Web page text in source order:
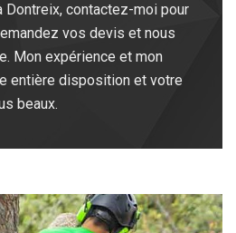
Dontreix, contactez-moi pour
vos devis et nous
Mon expérience et mon
entière disposition et votre
beaux.